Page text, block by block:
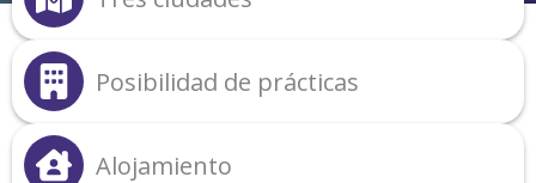
Posibilidad de prácticas
Alojamiento